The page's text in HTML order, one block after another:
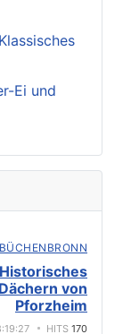
Ei und
BÜCHENBRONN
von
Pforzheim
HITS 170